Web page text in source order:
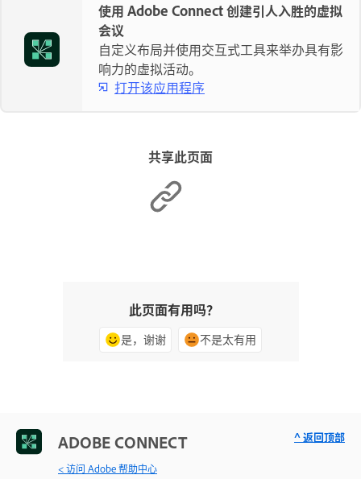
使用 Adobe Connect 创建引人入胜的虚拟
会议
自定义布局并使用交互式工具来举办具有影
响力的虚拟活动。
打开该应用程序
共享此页面
此页面有用吗？
是，谢谢 不是太有用
ADOBE CONNECT
< 访问 Adobe 帮助中心
^ 返回顶部